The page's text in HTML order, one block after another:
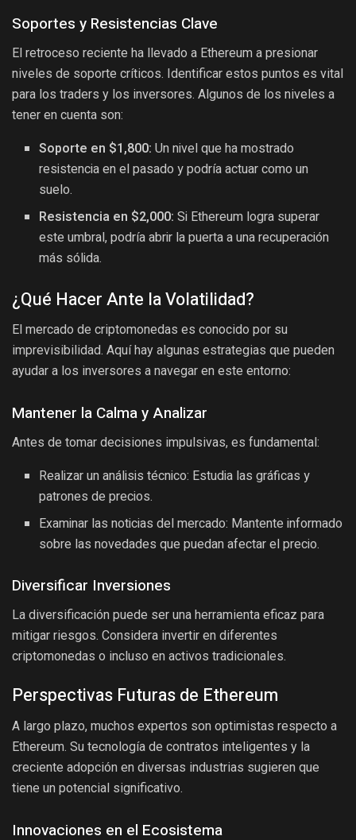
Soportes y Resistencias Clave
El retroceso reciente ha llevado a Ethereum a presionar
niveles de soporte críticos. Identificar estos puntos es vital
para los traders y los inversores. Algunos de los niveles a
tener en cuenta son:
Soporte en $1,800: Un nivel que ha mostrado
resistencia en el pasado y podría actuar como un
suelo.
Resistencia en $2,000: Si Ethereum logra superar
este umbral, podría abrir la puerta a una recuperación
más sólida.
¿Qué Hacer Ante la Volatilidad?
El mercado de criptomonedas es conocido por su
imprevisibilidad. Aquí hay algunas estrategias que pueden
ayudar a los inversores a navegar en este entorno:
Mantener la Calma y Analizar
Antes de tomar decisiones impulsivas, es fundamental:
Realizar un análisis técnico: Estudia las gráficas y
patrones de precios.
Examinar las noticias del mercado: Mantente informado
sobre las novedades que puedan afectar el precio.
Diversificar Inversiones
La diversificación puede ser una herramienta eficaz para
mitigar riesgos. Considera invertir en diferentes
criptomonedas o incluso en activos tradicionales.
Perspectivas Futuras de Ethereum
A largo plazo, muchos expertos son optimistas respecto a
Ethereum. Su tecnología de contratos inteligentes y la
creciente adopción en diversas industrias sugieren que
tiene un potencial significativo.
Innovaciones en el Ecosistema